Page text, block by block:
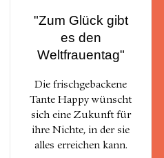
"Zum Glück gibt
es den
Weltfrauentag"
Die frischgebackene
Tante Happy wünscht
sich eine Zukunft für
ihre Nichte, in der sie
alles erreichen kann.